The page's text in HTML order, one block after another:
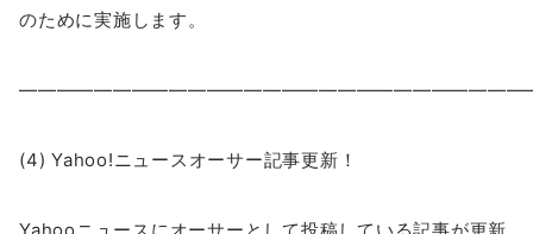
のために実施します。
(4) Yahoo!ニュースオーサー記事更新！